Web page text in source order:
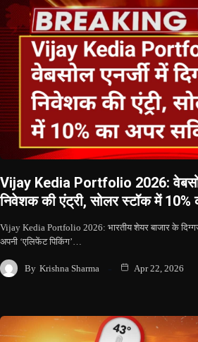
Vijay Kedia Portfolio 2026:
निवेशक की एंट्री, सोलर स्टॉक में 10%
Vijay Kedia Portfolio 2026: भारतीय शेयर बाजार के
अपनी ‘एलिफेंट पिकिंग’…
By Krishna Sharma Apr 22, 2026